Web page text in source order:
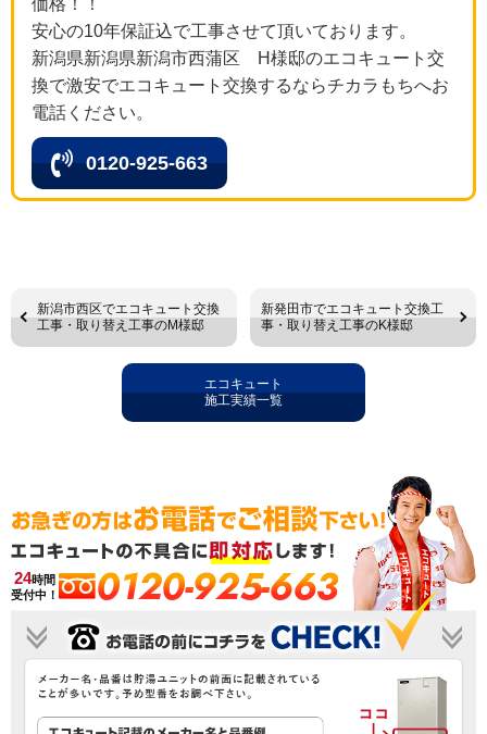
安心の10年保証込で工事させて頂いております。
新潟県新潟県新潟市西蒲区 H様邸のエコキュート交
換で激安でエコキュート交換するならチカラもちへお
電話ください。
0120-925-663
新潟市西区でエコキュート交換
工事・取り替え工事のM様邸
新発田市でエコキュート交換工
事・取り替え工事のK様邸
エコキュート
施工実績一覧
24時間
受付中！
0120-925-663